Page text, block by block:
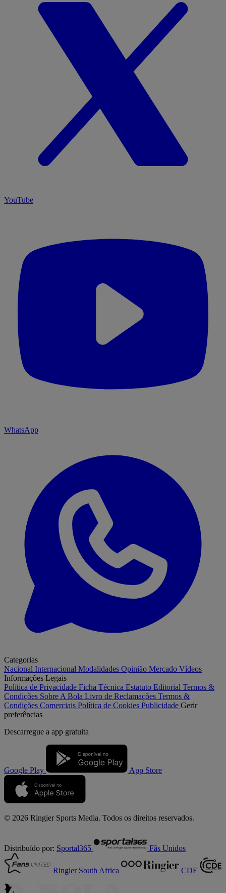
YouTube
WhatsApp
Categorias
Nacional Internacional Modalidades Opinião Mercado Vídeos
Informações Legais
Política de Privacidade Ficha Técnica Estatuto Editorial Termos &
Condições Sobre A Bola Livro de Reclamações Termos &
Condições Comerciais Política de Cookies Publicidade Gerir
preferências
Descarregue a app gratuita
Google Play App Store
© 2026 Ringier Sports Media. Todos os direitos reservados.
Distribuído por: Sportal365 Fãs Unidos
Ringier South Africa CDE